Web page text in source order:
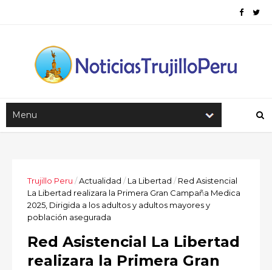
Trujillo Peru /Actualidad / La Libertad / Red Asistencial
La Libertad realizara la Primera Gran Campaña Medica
2025, Dirigida a los adultos y adultos mayores y
población asegurada
Red Asistencial La Libertad
realizara la Primera Gran